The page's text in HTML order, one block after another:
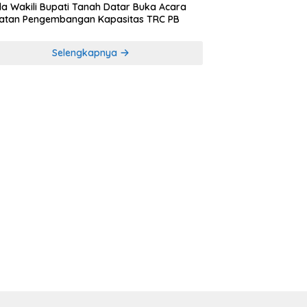
Wakili Bupati Tanah Datar Buka Acara
Pengembangan Kapasitas TRC PB
Selengkapnya